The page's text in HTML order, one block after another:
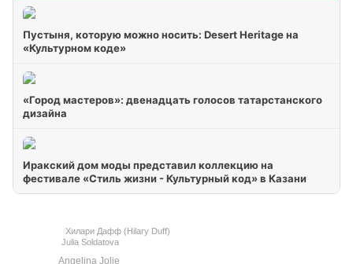
Пустыня, которую можно носить: Desert Heritage на
«Культурном коде»
«Город мастеров»: двенадцать голосов татарстанского
дизайна
Иракский дом моды представил коллекцию на
фестивале «Стиль жизни - Культурный код» в Казани
Angelina Jolie
Julia Soldatova
Хилари Дафф (Hilary Duff)